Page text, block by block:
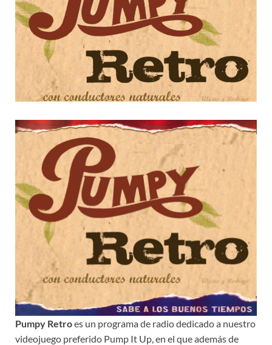
Pumpy Retroes un programa de radio dedicado a nuestro
videojuego preferido Pump It Up, en el que además de